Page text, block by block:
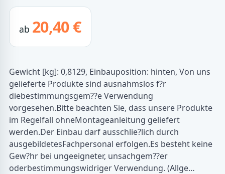
ab 20,40 €
Gewicht [kg]: 0,8129, Einbauposition: hinten, Von uns
gelieferte Produkte sind ausnahmslos f?r
diebestimmungsgem??e Verwendung
vorgesehen.Bitte beachten Sie, dass unsere Produkte
im Regelfall ohneMontageanleitung geliefert
werden.Der Einbau darf ausschlie?lich durch
ausgebildetesFachpersonal erfolgen.Es besteht keine
Gew?hr bei ungeeigneter, unsachgem??er
oderbestimmungswidriger Verwendung. (Allge…